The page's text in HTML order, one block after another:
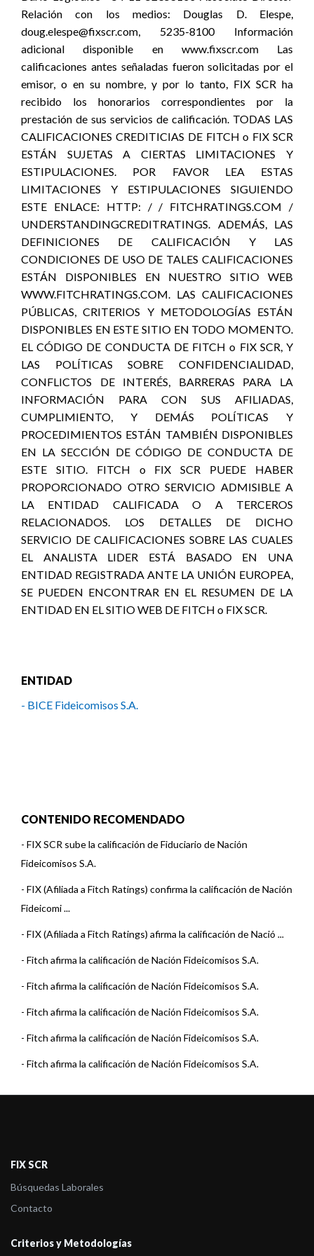
Relación con los medios: Douglas D. Elespe,
doug.elespe@fixscr.com, 5235-8100 Información
adicional disponible en www.fixscr.com Las
calificaciones antes señaladas fueron solicitadas por el
emisor, o en su nombre, y por lo tanto, FIX SCR ha
recibido los honorarios correspondientes por la
prestación de sus servicios de calificación. TODAS LAS
CALIFICACIONES CREDITICIAS DE FITCH o FIX SCR
ESTÁN SUJETAS A CIERTAS LIMITACIONES Y
ESTIPULACIONES. POR FAVOR LEA ESTAS
LIMITACIONES Y ESTIPULACIONES SIGUIENDO
ESTE ENLACE: HTTP: / / FITCHRATINGS.COM /
UNDERSTANDINGCREDITRATINGS. ADEMÁS, LAS
DEFINICIONES DE CALIFICACIÓN Y LAS
CONDICIONES DE USO DE TALES CALIFICACIONES
ESTÁN DISPONIBLES EN NUESTRO SITIO WEB
WWW.FITCHRATINGS.COM. LAS CALIFICACIONES
PÚBLICAS, CRITERIOS Y METODOLOGÍAS ESTÁN
DISPONIBLES EN ESTE SITIO EN TODO MOMENTO.
EL CÓDIGO DE CONDUCTA DE FITCH o FIX SCR, Y
LAS POLÍTICAS SOBRE CONFIDENCIALIDAD,
CONFLICTOS DE INTERÉS, BARRERAS PARA LA
INFORMACIÓN PARA CON SUS AFILIADAS,
CUMPLIMIENTO, Y DEMÁS POLÍTICAS Y
PROCEDIMIENTOS ESTÁN TAMBIÉN DISPONIBLES
EN LA SECCIÓN DE CÓDIGO DE CONDUCTA DE
ESTE SITIO. FITCH o FIX SCR PUEDE HABER
PROPORCIONADO OTRO SERVICIO ADMISIBLE A
LA ENTIDAD CALIFICADA O A TERCEROS
RELACIONADOS. LOS DETALLES DE DICHO
SERVICIO DE CALIFICACIONES SOBRE LAS CUALES
EL ANALISTA LIDER ESTÁ BASADO EN UNA
ENTIDAD REGISTRADA ANTE LA UNIÓN EUROPEA,
SE PUEDEN ENCONTRAR EN EL RESUMEN DE LA
ENTIDAD EN EL SITIO WEB DE FITCH o FIX SCR.
ENTIDAD
- BICE Fideicomisos S.A.
CONTENIDO RECOMENDADO
- FIX SCR sube la calificación de Fiduciario de Nación
Fideicomisos S.A.
- FIX (Afiliada a Fitch Ratings) confirma la calificación de Nación
Fideicomi ...
- FIX (Afiliada a Fitch Ratings) afirma la calificación de Nació ...
- Fitch afirma la calificación de Nación Fideicomisos S.A.
- Fitch afirma la calificación de Nación Fideicomisos S.A.
- Fitch afirma la calificación de Nación Fideicomisos S.A.
- Fitch afirma la calificación de Nación Fideicomisos S.A.
- Fitch afirma la calificación de Nación Fideicomisos S.A.
-Fitch confirma la calificación de Nación Fideicomisos S.A.
-Fitch califica Nación Fideicomisos S.A.
Fideicomisos ...
FIX SCR
Búsquedas Laborales
Contacto
Criterios y Metodologías